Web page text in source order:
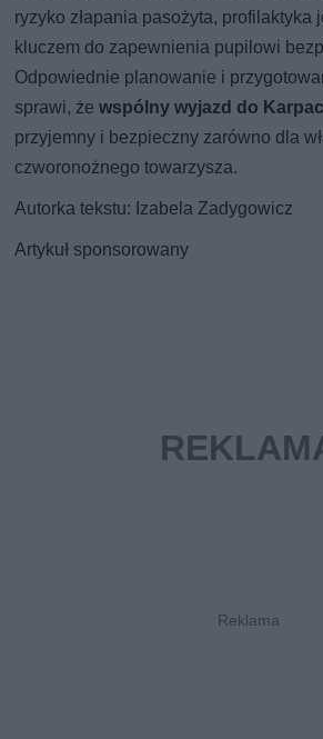
ryzyko złapania pasożyta, profilaktyka
kluczem do zapewnienia pupilowi
Odpowiednie planowanie i
sprawi, żewspólny wyjazd do
przyjemny i bezpieczny zarówno dla
czworonożnego towarzysza.
Autorka tekstu: Izabela Zadygowicz
Artykuł sponsorowany